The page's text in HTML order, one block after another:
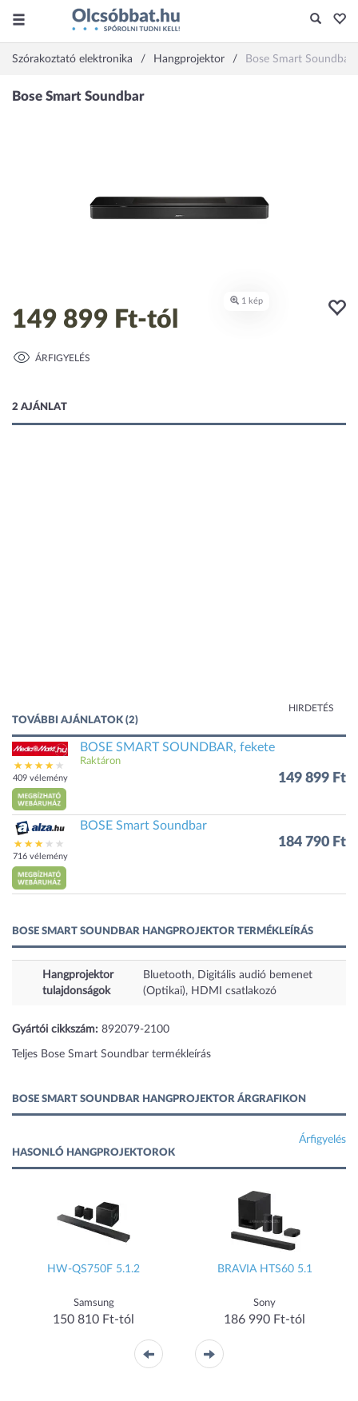
Szórakoztató elektronika Hangprojektor Bose Smart Soundbar
149 899 Ft-tól
ÁRFIGYELÉS
2 AJÁNLAT
HIRDETÉS
TOVÁBBI AJÁNLATOK (2)
409 vélemény
BOSE SMART SOUNDBAR, fekete
Raktáron
149 899 Ft
716 vélemény
BOSE Smart Soundbar
184 790 Ft
BOSE SMART SOUNDBAR HANGPROJEKTOR TERMÉKLEÍRÁS
Hangprojektor
tulajdonságok
Bluetooth, Digitális audió bemenet
(Optikai), HDMI csatlakozó
Gyártói cikkszám: 892079-2100
Teljes Bose Smart Soundbar termékleírás
BOSE SMART SOUNDBAR HANGPROJEKTOR ÁRGRAFIKON
Árfigyelés
HASONLÓ HANGPROJEKTOROK
HW-QS750F 5.1.2
Samsung
150 810 Ft-tól
BRAVIA HTS60 5.1
Sony
186 990 Ft-tól